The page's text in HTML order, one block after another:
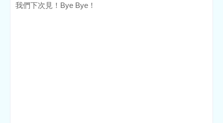
我們下次見！Bye Bye！